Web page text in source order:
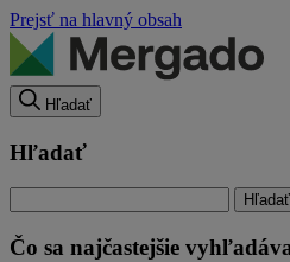
Prejsť na hlavný obsah
Hľadať
Hľadať
Čo sa najčastejšie